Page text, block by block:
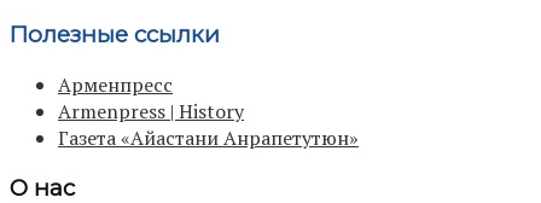
Полезные ссылки
Арменпресс
Armenpress | History
Газета «Айастани Анрапетутюн»
О нас